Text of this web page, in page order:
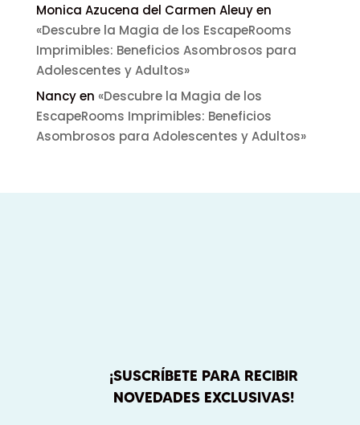
Monica Azucena del Carmen Aleuyen
«Descubre la Magia de los EscapeRooms
Imprimibles: Beneficios Asombrosos para
Adolescentes y Adultos»
Nancyen «Descubre la Magia de los
EscapeRooms Imprimibles: Beneficios
Asombrosos para Adolescentes y Adultos»
¡SUSCRÍBETE PARA RECIBIR
NOVEDADES EXCLUSIVAS!